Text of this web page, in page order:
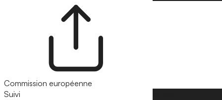
Commission européenne
Suivi